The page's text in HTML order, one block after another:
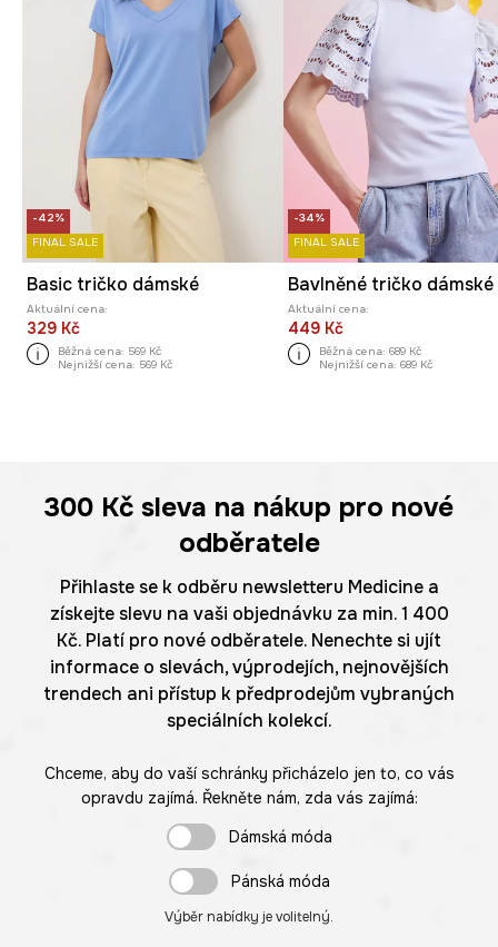
-42%
FINAL SALE
Basic tričko dámské
Aktuální cena:
329 Kč
Běžná cena: 569 Kč
Nejnižší cena: 569 Kč
-34%
FINAL SALE
Aktuální cena:
449 Kč
Běžná cena: 689 Kč
Nejnižší cena: 689 Kč
300 Kč sleva na nákup pro nové
odběratele
Přihlaste se k odběru newsletteru Medicine a
získejte slevu na vaši objednávku za min. 1 400
Kč. Platí pro nové odběratele. Nenechte si ujít
informace o slevách, výprodejích, nejnovějších
trendech ani přístup k předprodejům vybraných
speciálních kolekcí.
Chceme, aby do vaší schránky přicházelo jen to, co vás
opravdu zajímá. Řekněte nám, zda vás zajímá:
Dámská móda
Pánská móda
Výběr nabídky je volitelný.